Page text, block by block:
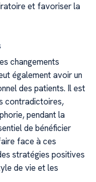
et favoriser la
changements
également avoir un
des patients. Il est
contradictoires,
pendant la
de bénéficier
face à ces
stratégies positives
de vie et les